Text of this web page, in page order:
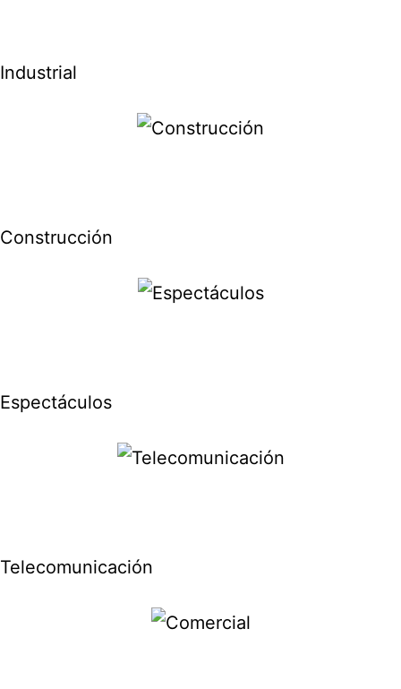
Industrial
Construcción
Espectáculos
Telecomunicación